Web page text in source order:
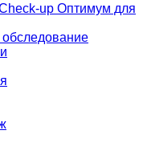
up Оптимум для